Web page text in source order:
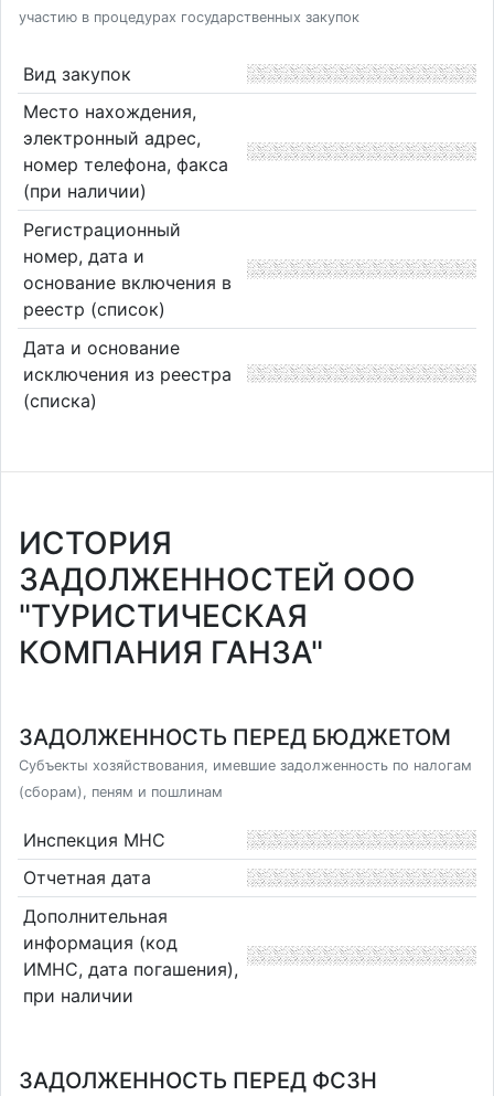
участию в процедурах государственных закупок
Вид закупок
Место нахождения,
электронный адрес,
номер телефона, факса
(при наличии)
Регистрационный
номер, дата и
основание включения в
реестр (список)
Дата и основание
исключения из реестра
(списка)
ИСТОРИЯ
ЗАДОЛЖЕННОСТЕЙ ООО
"ТУРИСТИЧЕСКАЯ
КОМПАНИЯ ГАНЗА"
ЗАДОЛЖЕННОСТЬ ПЕРЕД БЮДЖЕТОМ
Субъекты хозяйствования, имевшие задолженность по налогам
(сборам), пеням и пошлинам
Инспекция МНС
Отчетная дата
Дополнительная
информация (код
ИМНС, дата погашения),
при наличии
ЗАДОЛЖЕННОСТЬ ПЕРЕД ФСЗН